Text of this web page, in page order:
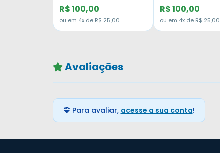
Bit 4mm - 820g
R$ 100,00
ou em 4x de R$ 25,00
Calopsita - 820g
R$ 100,00
ou em 4x de R$ 25,00
Avaliações
Para avaliar, acesse a sua conta!